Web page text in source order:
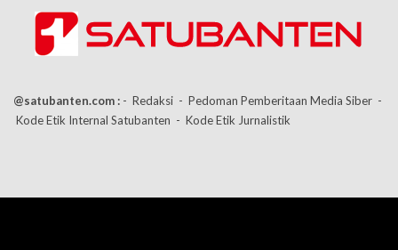
@satubanten.com : - Redaksi - Pedoman Pemberitaan Media Siber -
Kode Etik Internal Satubanten - Kode Etik Jurnalistik